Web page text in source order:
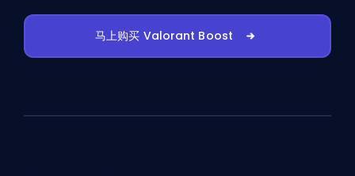
马上购买 Valorant Boost